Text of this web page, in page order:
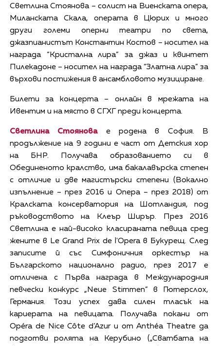
Светлина Стоянова – солист на Виенската опера,
Миланската Скала, операта в Цюрих и много
други големи оперни театри по света,
джазпианистът Константин Костов – носител на
награда “Кристална лира” за джаз и квинтет
Пилекадоне – носител на награда “Златна лира” за
върхови постижения в ансамбловото музициране.
Билети за концерта – онлайн в мрежата на
Ивентим и на място в СГХГ преди концерта.
Светлина Стояновае родена в София. В
продължение на 9 години е част от Детския хор
на БНР. Получава образованието си в
Обединеното кралство, има бакалавърска степен
с отличие и две магистърски степени (Вокално
изпълнение – през 2016 и Опера – през 2018) от
Кралската консерватория на Шотландия, под
ръководството на Клеър Ширър. През 2016
Светлина е най-високо класираната певица сред
жените в Le Grand Prix de l'Opera в Букурещ. След
записите й със Симфоничния оркестър на
Българското национално радио, през 2017 е
отличена с Първа награда в Международния
певчески конкурс „Neue Stimmen” в Гютерслох,
Германия. Този успех дава силен тласък на
кариерата на певицата. Получава покани от
Opéra de Nice Côte d’Azur и от Anthéa Theatre да
подготви ролята на Керубино („Сватбата на